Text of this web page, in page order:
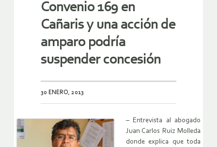
Convenio 169 en
Cañaris y una acción de
amparo podría
suspender concesión
30 ENERO, 2013
– Entrevista al abogado
Juan Carlos Ruiz Molleda
donde explica que toda